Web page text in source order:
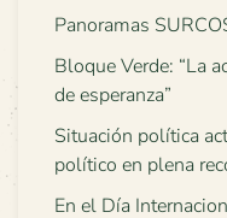
Panoramas
Bloque Verde: “La
de esperanza”
Situación política
político en plena
En el Día